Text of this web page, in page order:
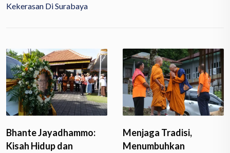
Kekerasan Di Surabaya
Menjaga Tradisi,
Menumbuhkan
Impian yang
Mengendap Selama 12